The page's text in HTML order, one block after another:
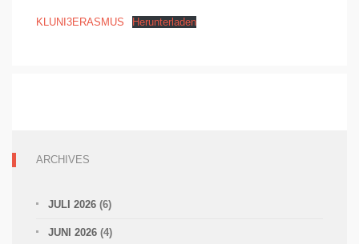
KLUNI3ERASMUS Herunterladen
ARCHIVES
JULI 2026 (6)
JUNI 2026 (4)